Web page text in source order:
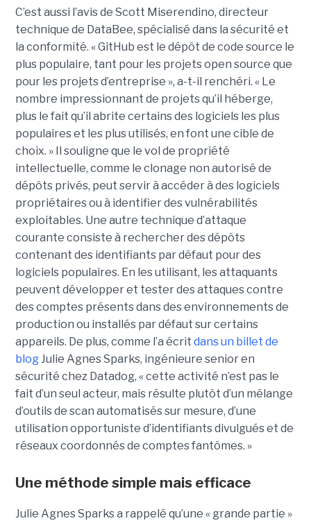
C’est aussi l’avis de Scott Miserendino, directeur
technique de DataBee, spécialisé dans la sécurité et
la conformité. « GitHub est le dépôt de code source le
plus populaire, tant pour les projets open source que
pour les projets d’entreprise », a-t-il renchéri. « Le
nombre impressionnant de projets qu’il héberge,
plus le fait qu’il abrite certains des logiciels les plus
populaires et les plus utilisés, en font une cible de
choix. » Il souligne que le vol de propriété
intellectuelle, comme le clonage non autorisé de
dépôts privés, peut servir à accéder à des logiciels
propriétaires ou à identifier des vulnérabilités
exploitables. Une autre technique d’attaque
courante consiste à rechercher des dépôts
contenant des identifiants par défaut pour des
logiciels populaires. En les utilisant, les attaquants
peuvent développer et tester des attaques contre
des comptes présents dans des environnements de
production ou installés par défaut sur certains
appareils. De plus, comme l’a écrit dans un billet de
blogJulie Agnes Sparks, ingénieure senior en
sécurité chez Datadog, « cette activité n’est pas le
fait d’un seul acteur, mais résulte plutôt d’un mélange
d’outils de scan automatisés sur mesure, d’une
utilisation opportuniste d’identifiants divulgués et de
réseaux coordonnés de comptes fantômes. »
Une méthode simple mais efficace
Julie Agnes Sparks a rappelé qu’une « grande partie »